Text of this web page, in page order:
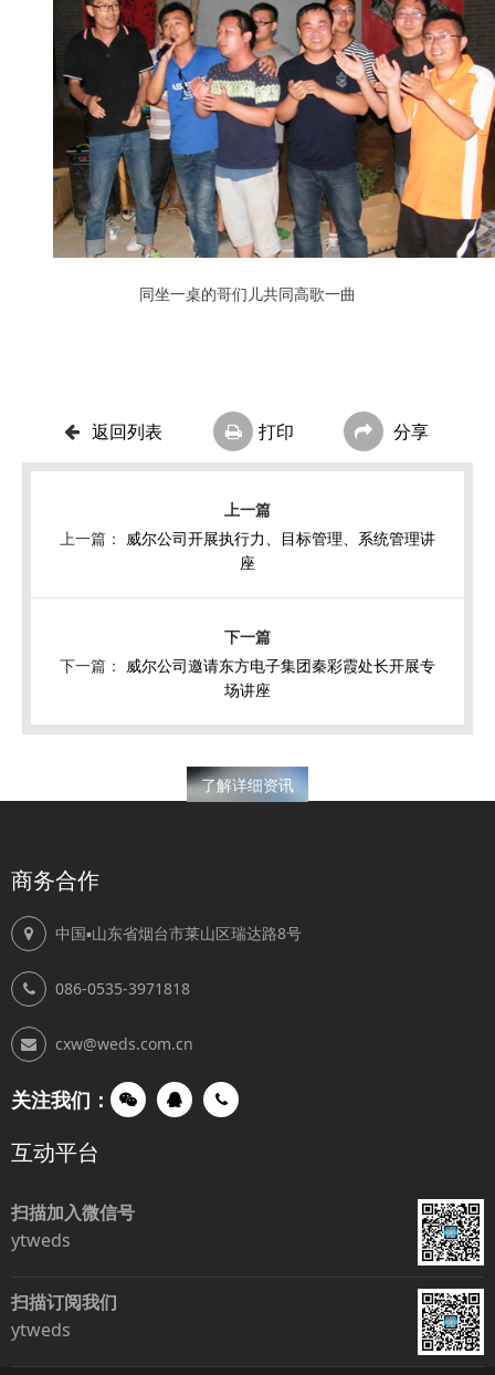
同坐一桌的哥们儿共同高歌一曲
返回列表 打印 分享
上一篇： 威尔公司开展执行力、目标管理、系统管理讲
座
下一篇： 威尔公司邀请东方电子集团秦彩霞处长开展专
场讲座
了解详细资讯
商务合作
中国▪山东省烟台市莱山区瑞达路8号
086-0535-3971818
cxw@weds.com.cn
关注我们：
互动平台
扫描加入微信号
ytweds
扫描订阅我们
ytweds